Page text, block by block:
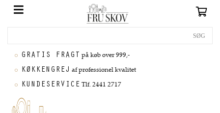
GRATIS FRAGT på køb over 999,-
KØKKENGREJ af professionel kvalitet
KUNDESERVICE Tlf. 2441 2717